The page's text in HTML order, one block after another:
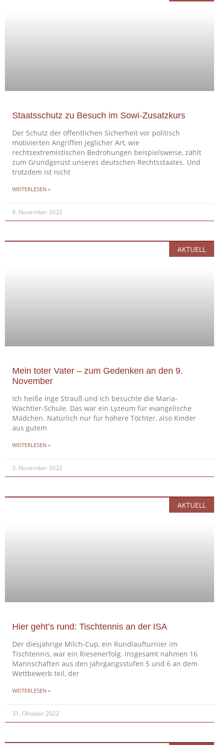
Staatsschutz zu Besuch im Sowi-Zusatzkurs
Der Schutz der öffentlichen Sicherheit vor politisch
motivierten Angriffen jeglicher Art, wie
rechtsextremistischen Bedrohungen beispielsweise, zählt
zum Grundgerüst unseres deutschen Rechtsstaates. Und
trotzdem ist nicht
WEITERLESEN »
8. November 2022
AKTUELL
Mein toter Vater – zum Gedenken an den 9.
November
Ich heiße Inge Strauß und ich besuchte die Maria-
Wächtler-Schule. Das war ein Lyzeum für evangelische
Mädchen. Natürlich nur für höhere Töchter, also Kinder
aus gutem
WEITERLESEN »
5. November 2022
AKTUELL
Hier geht’s rund: Tischtennis an der ISA
Der diesjährige Milch-Cup, ein Rundlaufturnier im
Tischtennis, war ein Riesenerfolg. Insgesamt nahmen 16
Mannschaften aus den Jahrgangsstufen 5 und 6 an dem
Wettbewerb teil, der
WEITERLESEN »
31. Oktober 2022